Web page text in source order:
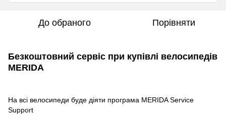
До обраного Порівняти
Безкоштовний сервіс при купівлі велосипедів
MERIDA
На всі велосипеди буде діяти програма MERIDA Service
Support